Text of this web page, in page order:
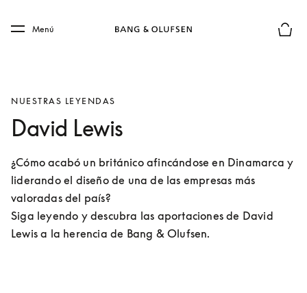
Skip to main footer
Menú
NUESTRAS LEYENDAS
David Lewis
¿Cómo acabó un británico afincándose en Dinamarca y
liderando el diseño de una de las empresas más
valoradas del país?
Siga leyendo y descubra las aportaciones de David
Lewis a la herencia de Bang & Olufsen.